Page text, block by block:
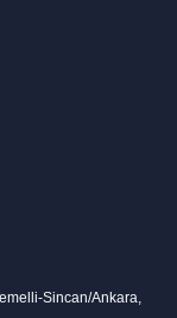
Sincan/Ankara,